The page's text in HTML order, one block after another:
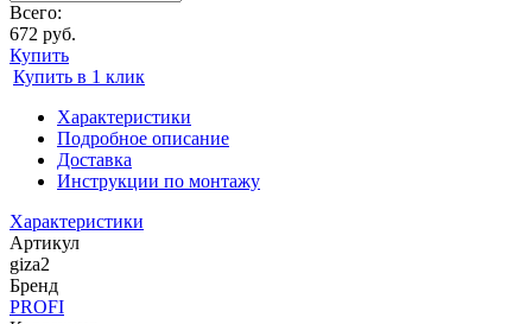
Всего:
672 руб.
Купить
Купить в 1 клик
Характеристики
Подробное описание
Доставка
Инструкции по монтажу
Характеристики
Артикул
giza2
Бренд
PROFI